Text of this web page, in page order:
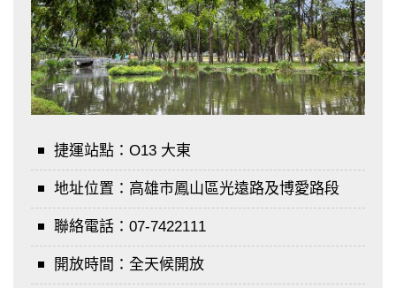
捷運站點： O13 大東
地址位置： 高雄市鳳山區光遠路及博愛路段
聯絡電話： 07-7422111
開放時間： 全天候開放